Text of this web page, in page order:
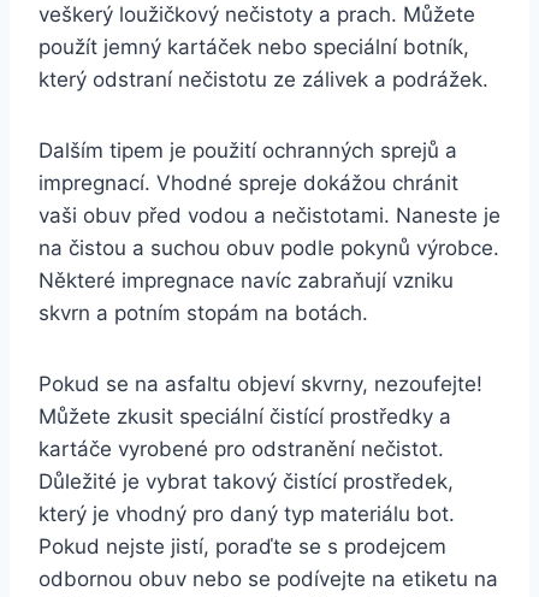
veškerý loužičkový nečistoty‌ a ⁣prach. ‍Můžete
použít jemný kartáček⁣ nebo speciální botník,
který odstraní nečistotu ze zálivek a podrážek.​
Dalším tipem je použití ochranných sprejů a
impregnací.‌ Vhodné spreje dokážou chránit
⁢vaši ⁤obuv ​před vodou a nečistotami. Naneste je
na čistou a suchou obuv podle pokynů​ výrobce.
Některé impregnace navíc zabraňují vzniku
skvrn a potním stopám na botách.
Pokud ‌se na asfaltu objeví skvrny,‍ nezoufejte!
Můžete zkusit speciální čistící prostředky⁤ a
kartáče vyrobené‌ pro odstranění ‍nečistot.
Důležité⁢ je vybrat takový čistící prostředek,
⁤který ⁢je⁣ vhodný pro daný typ materiálu ⁢bot.
Pokud nejste jistí,⁢ poraďte ‍se s prodejcem
odbornou obuv ‌nebo ⁤se⁤ podívejte na etiketu na